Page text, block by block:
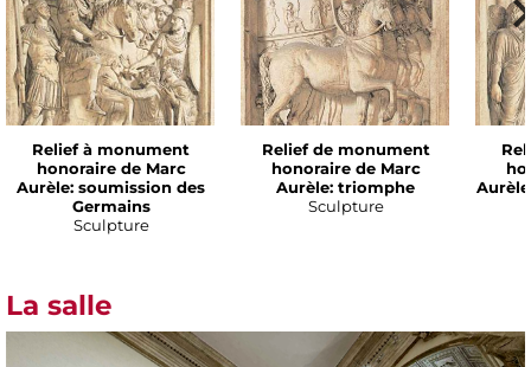
Relief à monument
honoraire de Marc
Aurèle: soumission des
Germains
Sculpture
Relief de monument
honoraire de Marc
Aurèle: triomphe
Sculpture
La salle